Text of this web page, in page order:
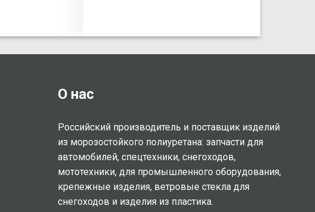
О нас
Российский производитель и поставщик изделий
из морозостойкого полиуретана: запчасти для
автомобилей, спецтехники, снегоходов,
мототехники, для промышленного оборудования,
крепежные изделия, ветровые стекла для
снегоходов и изделия из пластика.